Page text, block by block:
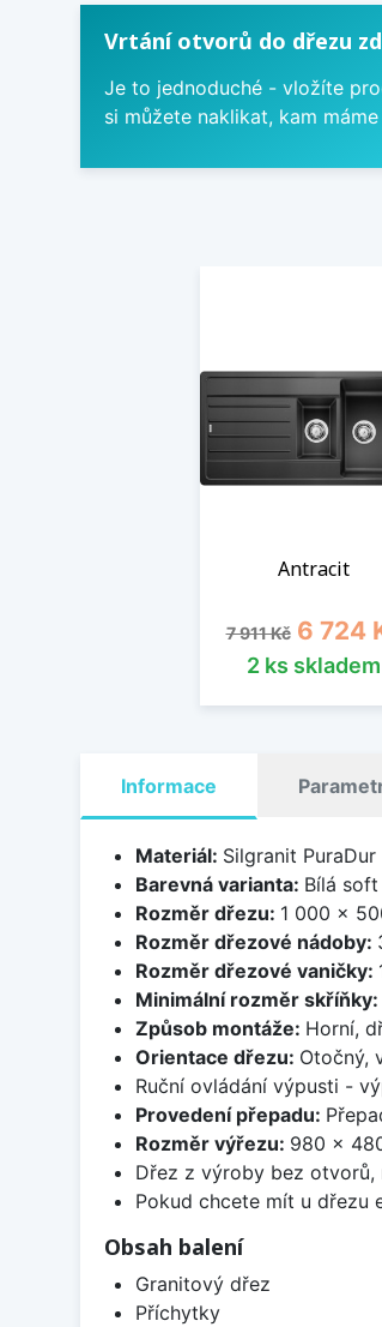
Vrtání otvorů do dřezu
Je to jednoduché - vložíte
si můžete naklikat, kam
Antracit
Běžná cena
7 911 Kč Cena
6 724
2 ks skladem
Informace
Materiál: Silgranit PuraDur
Barevná varianta: Bílá
Rozměr dřezu: 1 000 x
Rozměr dřezové nádoby:
Rozměr dřezové vaničky:
Minimální rozměr skříňky:
Způsob montáže: Horní,
Orientace dřezu: Otočný,
Ruční ovládání výpusti -
Provedení přepadu:
Rozměr výřezu: 980 x
Dřez z výroby bez
Pokud chcete mít u dřezu
Obsah balení
Granitový dřez
Příchytky